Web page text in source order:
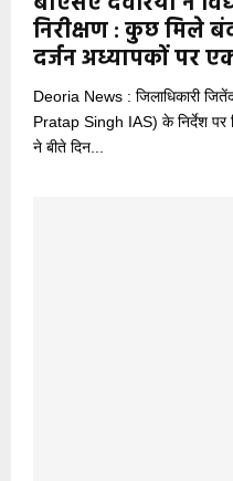
निरीक्षण : कुछ मिले
दर्जन अध्यापकों पर
Deoria News : जिलाधिकारी
Pratap Singh IAS) के निर्देश पर
ने बीते दिन...